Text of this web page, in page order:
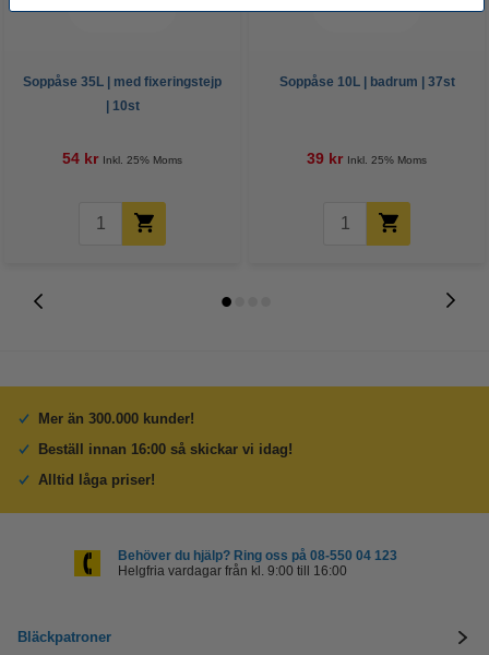
Soppåse 35L | med fixeringstejp
| 10st
54 kr Inkl. 25% Moms
Soppåse 10L | badrum | 37st
39 kr Inkl. 25% Moms
Mer än 300.000 kunder!
Beställ innan 16:00 så skickar vi idag!
Alltid låga priser!
Behöver du hjälp? Ring oss på 08-550 04 123
Helgfria vardagar från kl. 9:00 till 16:00
Bläckpatroner